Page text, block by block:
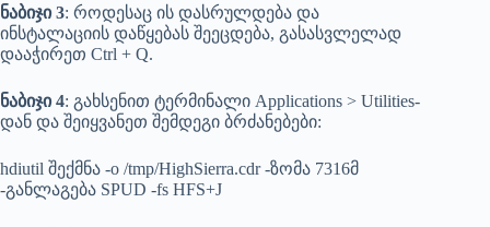
ნაბიჯი 3: როდესაც ის დასრულდება და
ინსტალაციის დაწყებას შეეცდება, გასასვლელად
დააჭირეთ Ctrl + Q.
ნაბიჯი 4: გახსენით ტერმინალი Applications > Utilities-
დან და შეიყვანეთ შემდეგი ბრძანებები:
hdiutil შექმნა -o /tmp/HighSierra.cdr -ზომა 7316მ
-განლაგება SPUD -fs HFS+J